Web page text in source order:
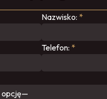
Nazwisko: *
Telefon: *
opcję—